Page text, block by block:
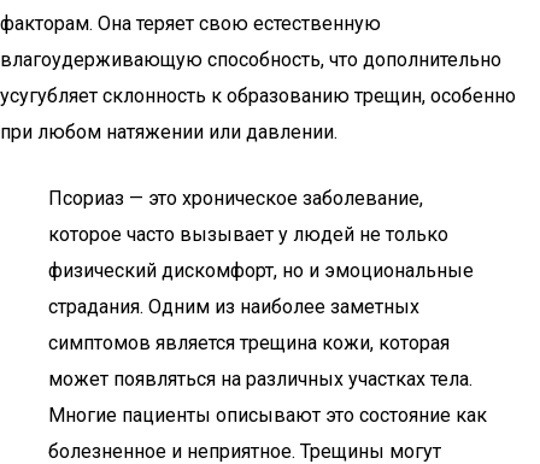
факторам. Она теряет свою естественную
влагоудерживающую способность, что дополнительно
усугубляет склонность к образованию трещин, особенно
при любом натяжении или давлении.
Псориаз — это хроническое заболевание,
которое часто вызывает у людей не только
физический дискомфорт, но и эмоциональные
страдания. Одним из наиболее заметных
симптомов является трещина кожи, которая
может появляться на различных участках тела.
Многие пациенты описывают это состояние как
болезненное и неприятное. Трещины могут